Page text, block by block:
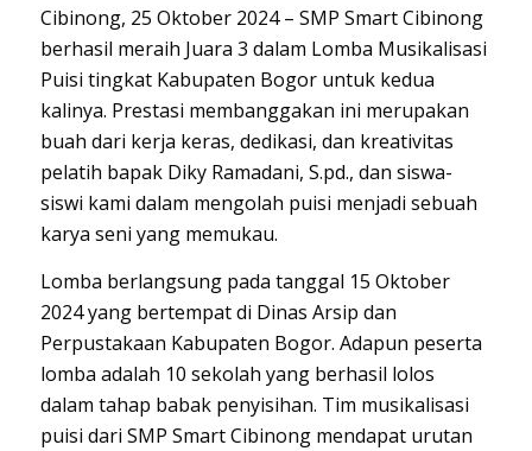
Cibinong, 25 Oktober 2024 – SMP Smart Cibinong
berhasil meraih Juara 3 dalam Lomba Musikalisasi
Puisi tingkat Kabupaten Bogor untuk kedua
kalinya. Prestasi membanggakan ini merupakan
buah dari kerja keras, dedikasi, dan kreativitas
pelatih bapak Diky Ramadani, S.pd., dan siswa-
siswi kami dalam mengolah puisi menjadi sebuah
karya seni yang memukau.
Lomba berlangsung pada tanggal 15 Oktober
2024 yang bertempat di Dinas Arsip dan
Perpustakaan Kabupaten Bogor. Adapun peserta
lomba adalah 10 sekolah yang berhasil lolos
dalam tahap babak penyisihan. Tim musikalisasi
puisi dari SMP Smart Cibinong mendapat urutan